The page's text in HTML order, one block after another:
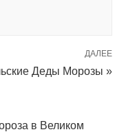
ДАЛЕЕ
Деды Морозы »
в Великом